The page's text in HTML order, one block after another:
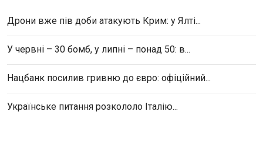
Дрони вже пів доби атакують Крим: у Ялті...
У червні – 30 бомб, у липні – понад 50: в...
Нацбанк посилив гривню до євро: офіційний...
Українське питання розкололо Італію...